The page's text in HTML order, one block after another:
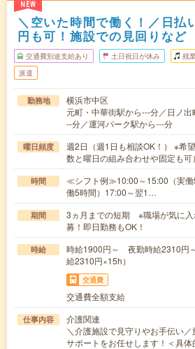
NEW
＼空いた時間で働く！／日払
円も可！施設での見回りなど
交通費別途支給あり 土日祝日が休み 残
派遣
勤務地
横浜市中区
元町・中華街駅から---分／日ノ
--分／運河パーク駅から---分
曜日頻度
週2日（週1日も相談OK！） ※希
数と曜日の組み合わせや固定も可）
時間
≪シフト例≫10:00～15:00（実
働5時間）17:00～翌1…
期間
3ヵ月までの短期 ※職場が気に
募！即日勤務もOK！
時給
時給1900円～ 夜勤時給2310円
給2310円×15h）
交通費
交通費全額支給
仕事内容
介護関連
＼介護施設で見守りやお手伝い
サポートをお任せします！＜具